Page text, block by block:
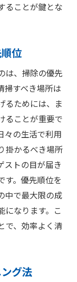
ることが鍵とな
位
は、掃除の優先
掃すべき場所は
るためには、ま
ることが重要で
々の生活で利用
掛かるべき場所
ストの目が届き
す。優先順位を
中で最大限の成
になります。こ
で、効率よく清
グ法